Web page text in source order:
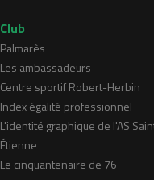
Club
Palmarès
Les ambassadeurs
Centre sportif Robert-Herbin
Index égalité professionnel
L'identité graphique de l'AS
Étienne
Le cinquantenaire de 76